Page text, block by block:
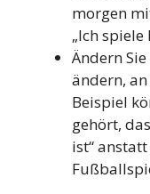
morgen
„Ich
Ändern
ändern,
Beispiel
gehört,
ist“